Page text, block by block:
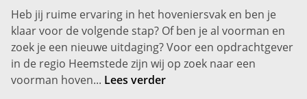
Heb jij ruime ervaring in het hoveniersvak en ben je
klaar voor de volgende stap? Of ben je al voorman en
zoek je een nieuwe uitdaging? Voor een opdrachtgever
in de regio Heemstede zijn wij op zoek naar een
voorman hoven... Lees verder